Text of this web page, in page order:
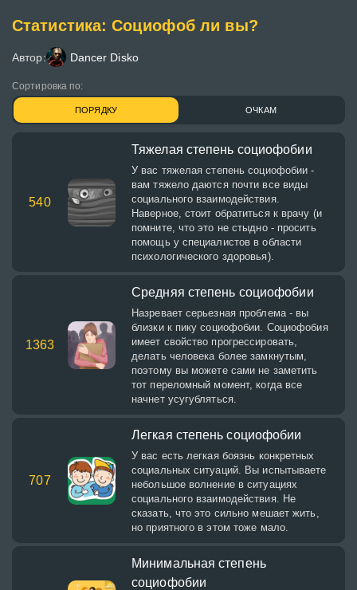
Статистика: Социофоб ли вы?
Автор: Dancer Disko
Сортировка по:
ПОРЯДКУ ОЧКАМ
540
Тяжелая степень социофобии
У вас тяжелая степень социофобии -
вам тяжело даются почти все виды
социального взаимодействия.
Наверное, стоит обратиться к врачу (и
помните, что это не стыдно - просить
помощь у специалистов в области
психологического здоровья).
1363
Средняя степень социофобии
Назревает серьезная проблема - вы
близки к пику социофобии. Социофобия
имеет свойство прогрессировать,
делать человека более замкнутым,
поэтому вы можете сами не заметить
тот переломный момент, когда все
начнет усугубляться.
707
Легкая степень социофобии
У вас есть легкая боязнь конкретных
социальных ситуаций. Вы испытываете
небольшое волнение в ситуациях
социального взаимодействия. Не
сказать, что это сильно мешает жить,
но приятного в этом тоже мало.
Минимальная степень
социофобии